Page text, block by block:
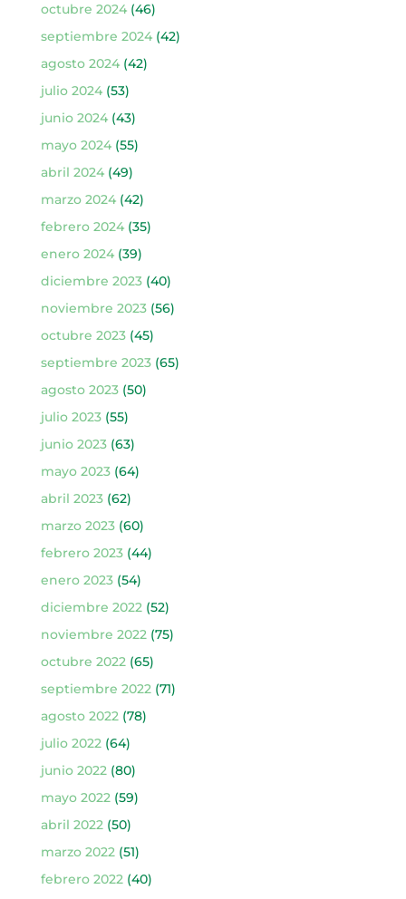
octubre 2024(46)
septiembre 2024(42)
agosto 2024(42)
julio 2024(53)
junio 2024(43)
mayo 2024(55)
abril 2024(49)
marzo 2024(42)
febrero 2024(35)
enero 2024(39)
diciembre 2023(40)
noviembre 2023(56)
octubre 2023(45)
septiembre 2023(65)
agosto 2023(50)
julio 2023(55)
junio 2023(63)
mayo 2023(64)
abril 2023(62)
marzo 2023(60)
febrero 2023(44)
enero 2023(54)
diciembre 2022(52)
noviembre 2022(75)
octubre 2022(65)
septiembre 2022(71)
agosto 2022(78)
julio 2022(64)
junio 2022(80)
mayo 2022(59)
abril 2022(50)
marzo 2022(51)
febrero 2022(40)